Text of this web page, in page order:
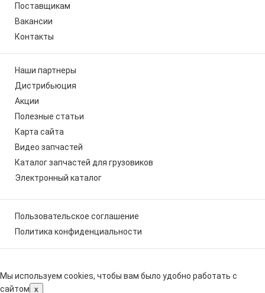
Поставщикам
Вакансии
Контакты
Наши партнеры
Дистрибьюция
Акции
Полезные статьи
Карта сайта
Видео запчастей
Каталог запчастей для грузовиков
Электронный каталог
Пользовательское соглашение
Политика конфиденциальности
Мы используем cookies, чтобы вам было удобно работать с
сайтом x